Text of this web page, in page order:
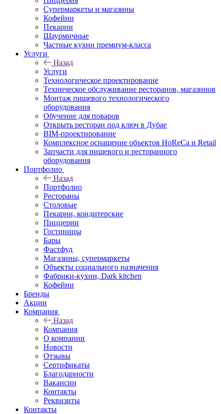
Супермаркеты и магазины
Кофейни
Пекарни
Шаурмичные
Частные кухни премиум-класса
Услуги
Назад
Услуги
Технологическое проектирование
Техническое обслуживание ресторанов, магазинов
Монтаж пищевого технологического
оборудования
Обучение для поваров
Открыть ресторан под ключ в Дубае
BIM-проектирование
Комплексное оснащение объектов HoReCa и Retail
Запчасти для пищевого и ресторанного
оборудования
Портфолио
Назад
Портфолио
Рестораны
Столовые
Пекарни, кондитерские
Пиццерии
Гостиницы
Бары
Фастфуд
Магазины, супермаркеты
Объекты социального назначения
Фабрики-кухни, Dark kitchen
Кофейни
Бренды
Акции
Компания
Назад
Компания
О компании
Новости
Отзывы
Сертификаты
Благодарности
Вакансии
Контакты
Реквизиты
Контакты